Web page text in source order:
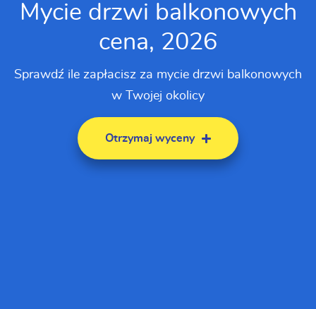
Mycie drzwi balkonowych
cena, 2026
Sprawdź ile zapłacisz za mycie drzwi balkonowych
w Twojej okolicy
Otrzymaj wyceny